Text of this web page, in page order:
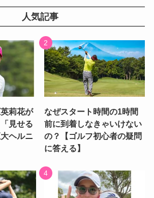
人気記事
莉花が
見せる
ヘルニ
なぜスタート時間の1時間
前に到着しなきゃいけない
の？【ゴルフ初心者の疑問
に答える】